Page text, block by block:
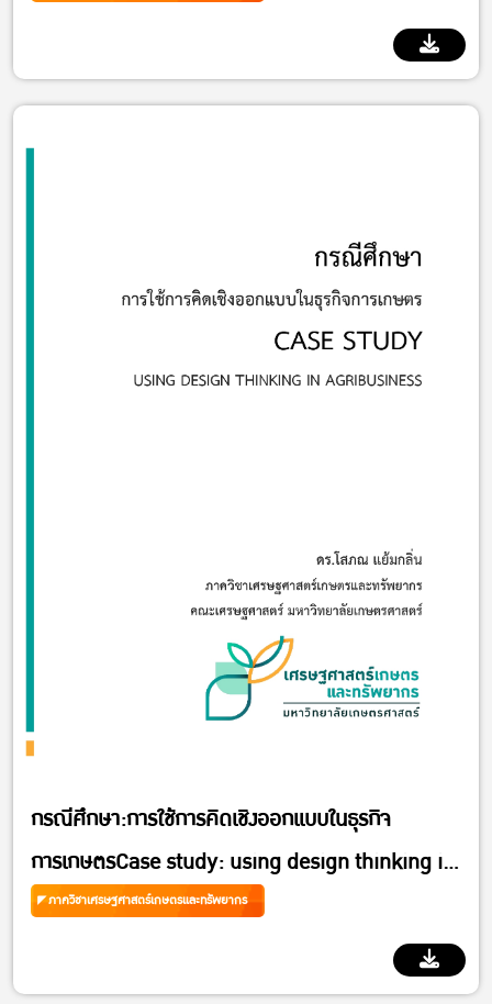
กรณีศึกษา:การใช้การคิดเชิงออกแบบในธุรกิจ
การเกษตรCase study: using design thinking in
agribusiness
ภาควิชาเศรษฐศาสตร์เกษตรและทรัพยากร